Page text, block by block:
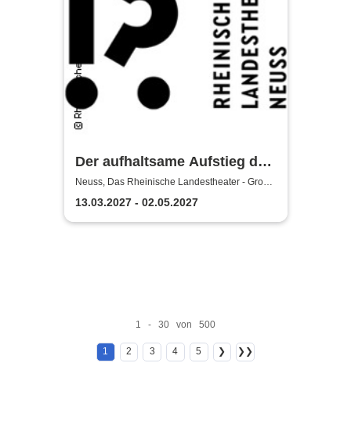
Der aufhaltsame Aufstieg des
Arturo Ui - Das Rheinische
Landestheater Neuss
Neuss, Das Rheinische Landestheater - Große
Bühne
13.03.2027 - 02.05.2027
1 - 30 von 500
1 2 3 4 5 ❯ ❯❯